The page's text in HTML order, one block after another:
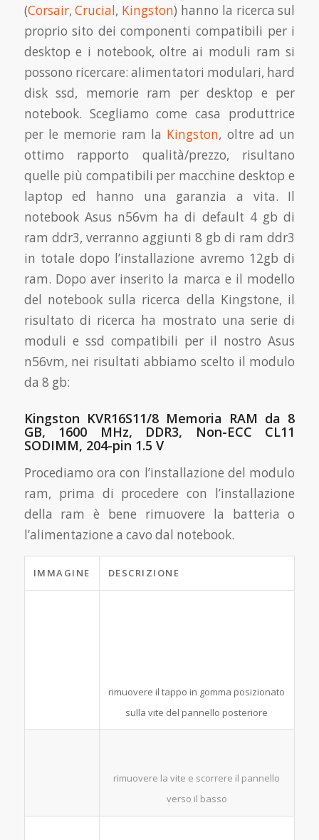
(Corsair,Crucial, Kingston) hanno la ricerca sul
proprio sito dei componenti compatibili per i
desktop e i notebook, oltre ai moduli ram si
possono ricercare: alimentatori modulari, hard
disk ssd, memorie ram per desktop e per
notebook. Scegliamo come casa produttrice
per le memorie ram la Kingston, oltre ad un
ottimo rapporto qualità/prezzo, risultano
quelle più compatibili per macchine desktop e
laptop ed hanno una garanzia a vita. Il
notebook Asus n56vm ha di default 4 gb di
ram ddr3, verranno aggiunti 8 gb di ram ddr3
in totale dopo l’installazione avremo 12gb di
ram. Dopo aver inserito la marca e il modello
del notebook sulla ricerca della Kingstone, il
risultato di ricerca ha mostrato una serie di
moduli e ssd compatibili per il nostro Asus
n56vm, nei risultati abbiamo scelto il modulo
da 8 gb:
Kingston KVR16S11/8 Memoria RAM da 8
GB, 1600 MHz, DDR3, Non-ECC CL11
SODIMM, 204-pin 1.5 V
Procediamo ora con l’installazione del modulo
ram, prima di procedere con l’installazione
della ram è bene rimuovere la batteria o
l’alimentazione a cavo dal notebook.
IMMAGINE DESCRIZIONE
rimuovere il tappo in gomma posizionato
sulla vite del pannello posteriore
rimuovere la vite e scorrere il pannello
verso il basso